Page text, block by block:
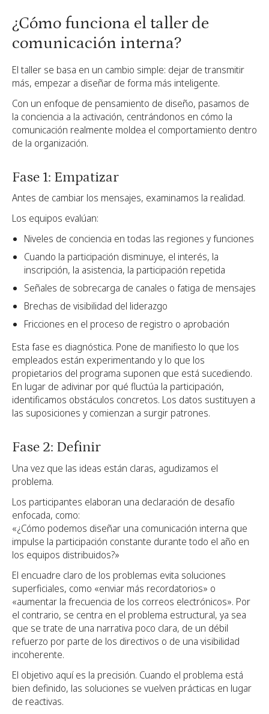
¿Cómo funciona el taller de
comunicación interna?
El taller se basa en un cambio simple: dejar de transmitir
más, empezar a diseñar de forma más inteligente.
Con un enfoque de pensamiento de diseño, pasamos de
la conciencia a la activación, centrándonos en cómo la
comunicación realmente moldea el comportamiento dentro
de la organización.
Fase 1: Empatizar
Antes de cambiar los mensajes, examinamos la realidad.
Los equipos evalúan:
Niveles de conciencia en todas las regiones y funciones
Cuando la participación disminuye, el interés, la
inscripción, la asistencia, la participación repetida
Señales de sobrecarga de canales o fatiga de mensajes
Brechas de visibilidad del liderazgo
Fricciones en el proceso de registro o aprobación
Esta fase es diagnóstica. Pone de manifiesto lo que los
empleados están experimentando y lo que los
propietarios del programa suponen que está sucediendo.
En lugar de adivinar por qué fluctúa la participación,
identificamos obstáculos concretos. Los datos sustituyen a
las suposiciones y comienzan a surgir patrones.
Fase 2: Definir
Una vez que las ideas están claras, agudizamos el
problema.
Los participantes elaboran una declaración de desafío
enfocada, como:
«¿Cómo podemos diseñar una comunicación interna que
impulse la participación constante durante todo el año en
los equipos distribuidos?»
El encuadre claro de los problemas evita soluciones
superficiales, como «enviar más recordatorios» o
«aumentar la frecuencia de los correos electrónicos». Por
el contrario, se centra en el problema estructural, ya sea
que se trate de una narrativa poco clara, de un débil
refuerzo por parte de los directivos o de una visibilidad
incoherente.
El objetivo aquí es la precisión. Cuando el problema está
bien definido, las soluciones se vuelven prácticas en lugar
de reactivas.